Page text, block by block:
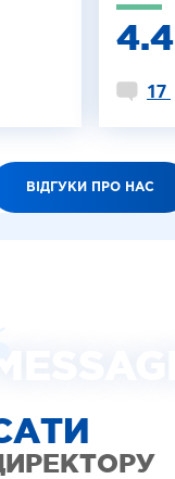
4.4
17
ВІДГУКИ ПРО НАС